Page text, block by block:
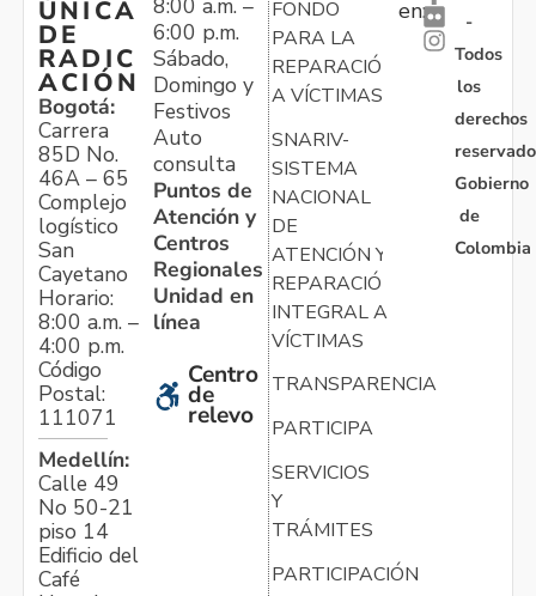
ÚNICA
DE
RADIC
ACIÓN
Bogotá:
Carrera
85D No.
46A – 65
Complejo
logístico
San
Cayetano
Horario:
8:00 a.m. –
4:00 p.m.
Código
Postal:
111071
Medellín:
Calle 49
No 50-21
piso 14
Edificio del
Café
8:00 a.m. –
6:00 p.m.
Sábado,
Domingo y
Festivos
Auto
consulta
Puntos de
Atención y
Centros
Regionales
Unidad en
línea
Centro
de
relevo
FONDO
PARA LA
REPARACIÓN
A VÍCTIMAS
SNARIV-
SISTEMA
NACIONAL
DE
ATENCIÓN Y
REPARACIÓN
INTEGRAL A
VÍCTIMAS
TRANSPARENCIA
PARTICIPA
SERVICIOS
Y
TRÁMITES
PARTICIPACIÓN
en:
-
Todos
los
derechos
Gobierno
de
Colombia